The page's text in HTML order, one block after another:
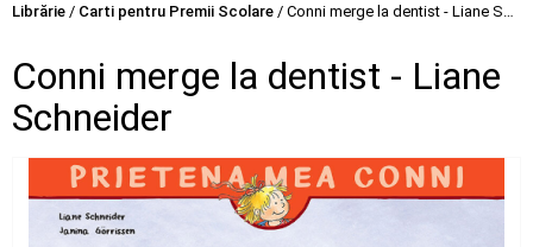
Librărie / Carti pentru Premii Scolare / Conni merge la dentist - Liane Schneider
Conni merge la dentist - Liane
Schneider